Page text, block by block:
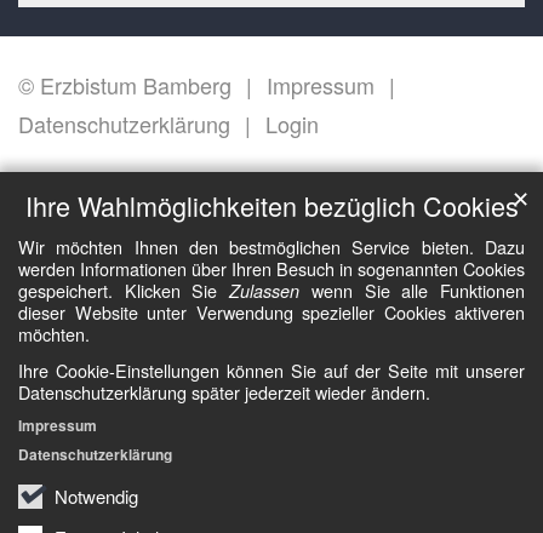
Ihre Wahlmöglichkeiten bezüglich Cookies
Wir möchten Ihnen den bestmöglichen Service bieten. Dazu
werden Informationen über Ihren Besuch in sogenannten Cookies
gespeichert. Klicken SieZulassen wenn Sie alle Funktionen
dieser Website unter Verwendung spezieller Cookies aktiveren
möchten.
Ihre Cookie-Einstellungen können Sie auf der Seite mit unserer
Datenschutzerklärung später jederzeit wieder ändern.
Notwendig
✕
Impressum
Datenschutzerklärung
© Erzbistum Bamberg
Impressum
Datenschutzerklärung
Login